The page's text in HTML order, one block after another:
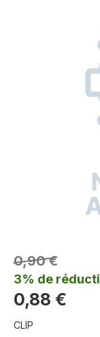
0,90 €
3% de
0,88 €
CLIP